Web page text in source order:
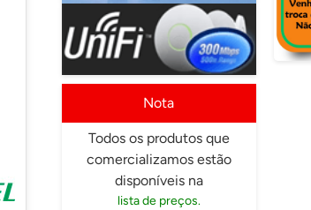
Nota
Todos os produtos que
comercializamos estão
disponíveis na
lista de preços.